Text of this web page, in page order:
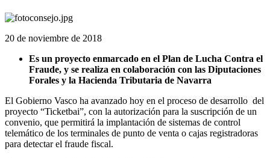
20 de noviembre de 2018
Es un proyecto enmarcado en el Plan de Lucha Contra el
Fraude, y se realiza en colaboración con las Diputaciones
Forales y la Hacienda Tributaria de Navarra
El Gobierno Vasco ha avanzado hoy en el proceso de desarrollo del
proyecto “Ticketbai”, con la autorización para la suscripción de un
convenio, que permitirá la implantación de sistemas de control
telemático de los terminales de punto de venta o cajas registradoras
para detectar el fraude fiscal.